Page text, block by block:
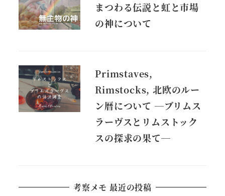
まつわる伝説と虹と市場
の神について
Primstaves,
Rimstocks, 北欧のルー
ン暦について ―ブリムス
ラーヴスとリムストック
スの探求の果て―
考察メモ 最近の投稿